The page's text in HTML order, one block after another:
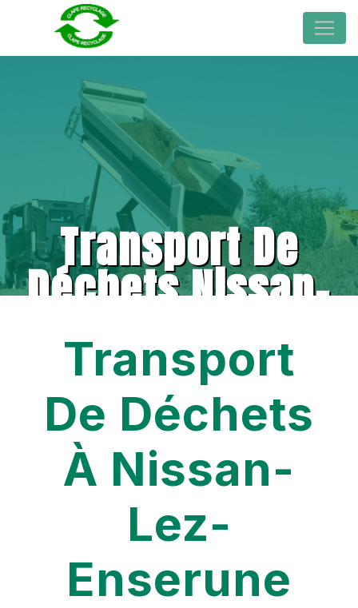
Transport De
Déchets Nissan-
Lez-Enserune
Transport
De Déchets
À Nissan-
Lez-
Enserune